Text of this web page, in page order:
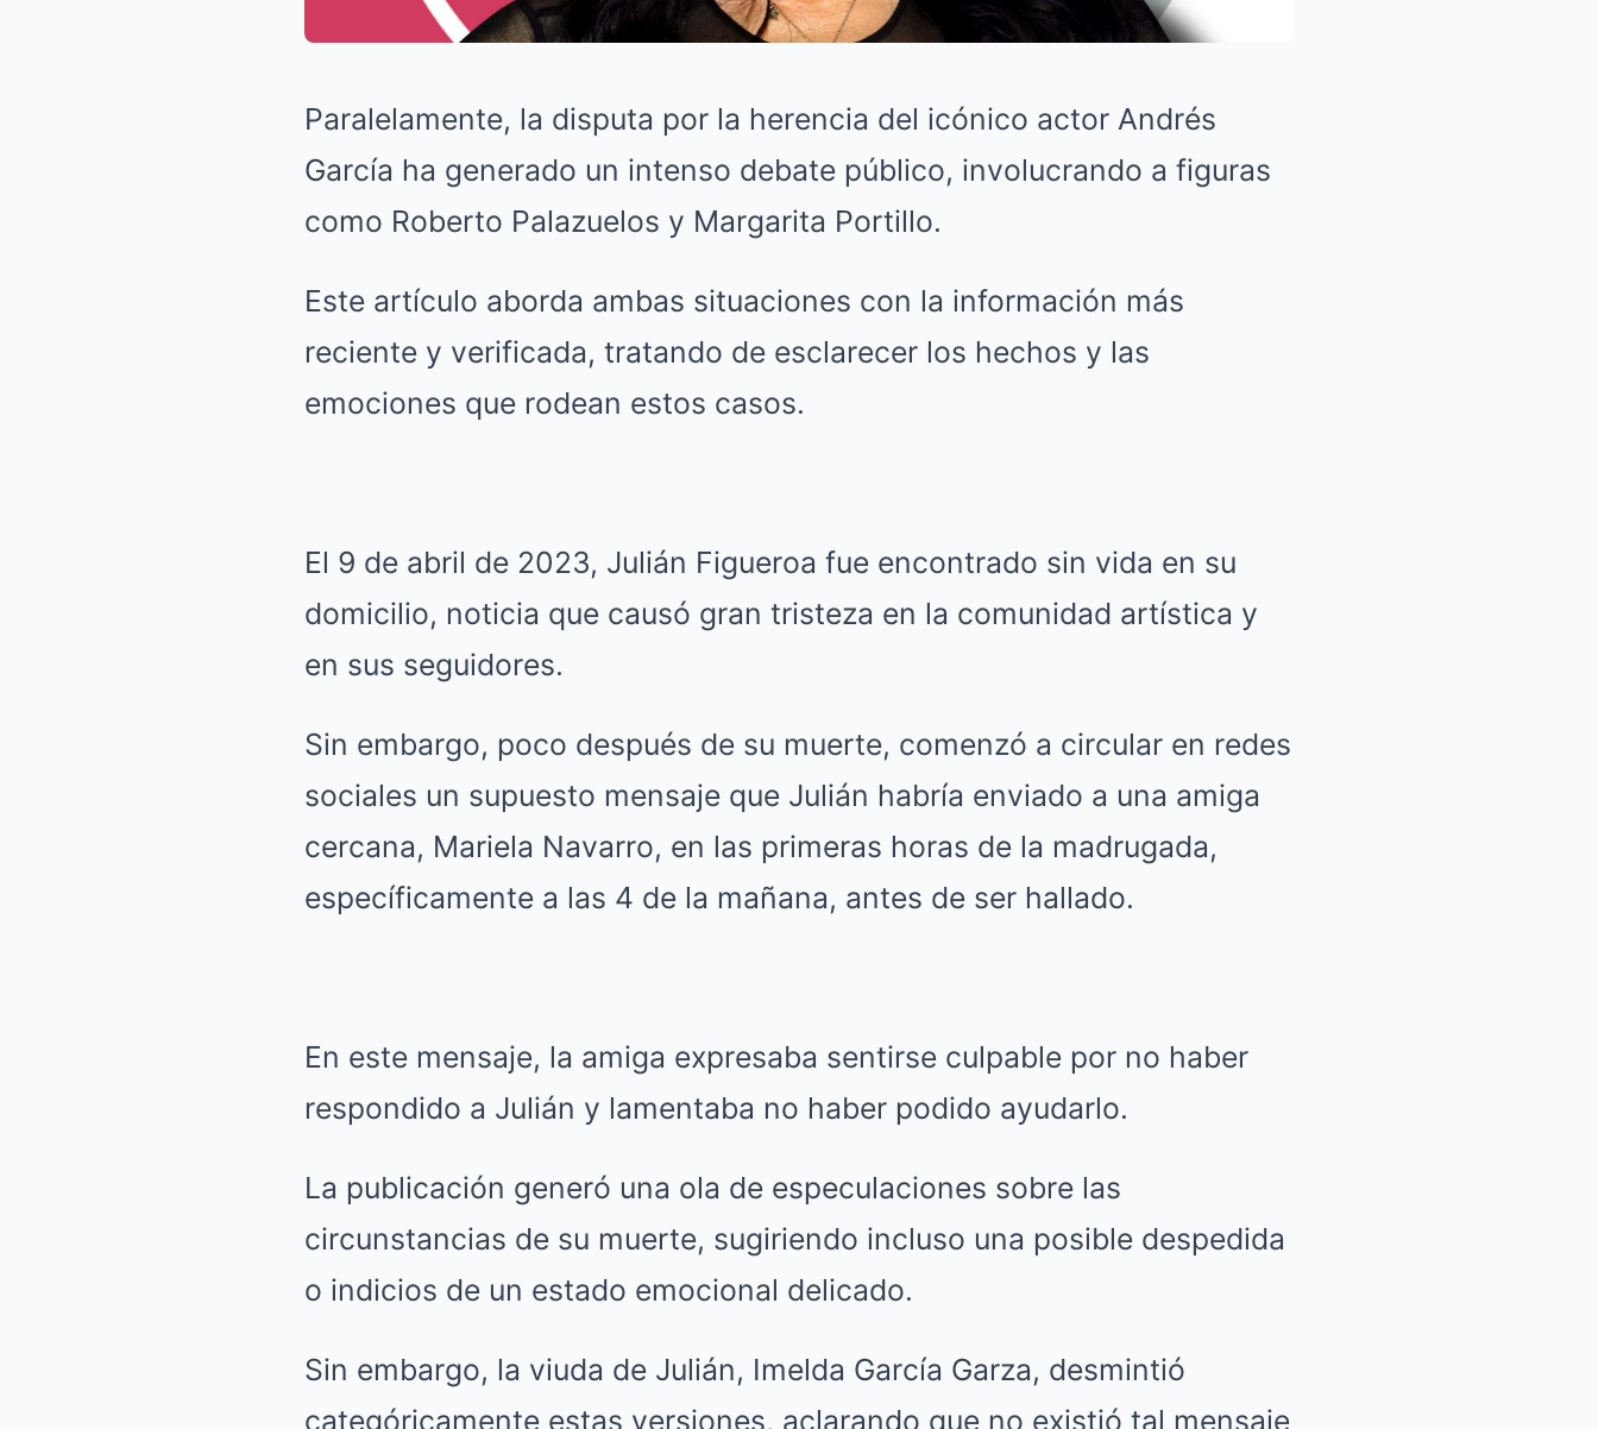
Paralelamente, la disputa por la herencia del icónico actor Andrés
García ha generado un intenso debate público, involucrando a figuras
como Roberto Palazuelos y Margarita Portillo.
Este artículo aborda ambas situaciones con la información más
reciente y verificada, tratando de esclarecer los hechos y las
emociones que rodean estos casos.
El 9 de abril de 2023, Julián Figueroa fue encontrado sin vida en su
domicilio, noticia que causó gran tristeza en la comunidad artística y
en sus seguidores.
Sin embargo, poco después de su muerte, comenzó a circular en redes
sociales un supuesto mensaje que Julián habría enviado a una amiga
cercana, Mariela Navarro, en las primeras horas de la madrugada,
específicamente a las 4 de la mañana, antes de ser hallado.
En este mensaje, la amiga expresaba sentirse culpable por no haber
respondido a Julián y lamentaba no haber podido ayudarlo.
La publicación generó una ola de especulaciones sobre las
circunstancias de su muerte, sugiriendo incluso una posible despedida
o indicios de un estado emocional delicado.
Sin embargo, la viuda de Julián, Imelda García Garza, desmintió
categóricamente estas versiones, aclarando que no existió tal mensaje